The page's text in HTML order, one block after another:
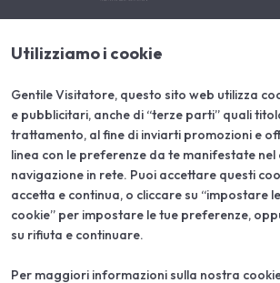
Utilizziamo i cookie
Gentile Visitatore, questo sito web utilizza
e pubblicitari, anche di “terze parti” quali
trattamento, al fine di inviarti promozioni e
linea con le preferenze da te manifestate nel
navigazione in rete. Puoi accettare questi
accetta e continua, o cliccare su “impostare
cookie” per impostare le tue preferenze,
su rifiuta e continuare.
Per maggiori informazioni sulla nostra
ABOUT
Aree espositive
Partner
Contatti
Area
Perchè esporre
Richiedi un preventivo
Come
Parcheggi
Hotel